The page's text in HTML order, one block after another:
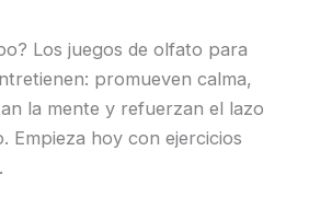
Los juegos de olfato para
promueven calma,
la mente y refuerzan el lazo
Empieza hoy con ejercicios